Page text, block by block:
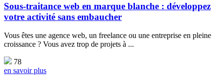
Sous-traitance web en marque blanche : développez
votre activité sans embaucher
Vous êtes une agence web, un freelance ou une entreprise en pleine
croissance ? Vous avez trop de projets à ...
78
en savoir plus